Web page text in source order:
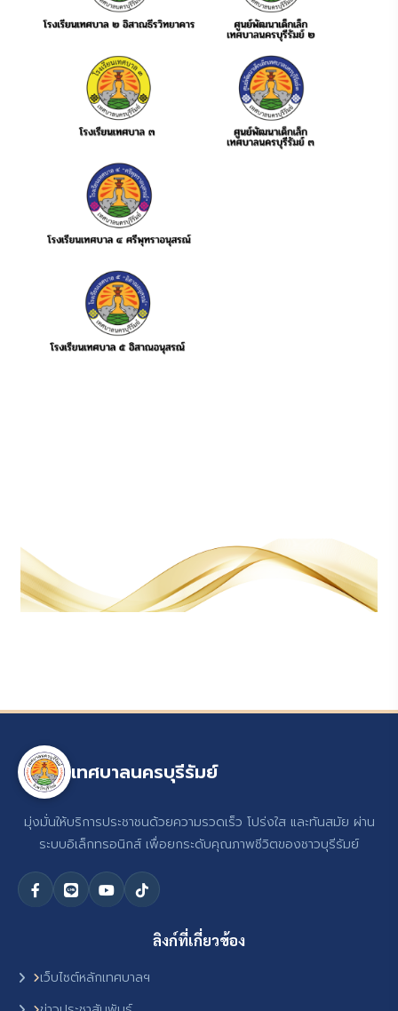
เทศบาลนครบุรีรัมย์
มุ่งมั่นให้บริการประชาชนด้วยความรวดเร็ว โปร่งใส และทันสมัย ผ่าน
ระบบอิเล็กทรอนิกส์ เพื่อยกระดับคุณภาพชีวิตของชาวบุรีรัมย์
ลิงก์ที่เกี่ยวข้อง
เว็บไซต์หลักเทศบาลฯ